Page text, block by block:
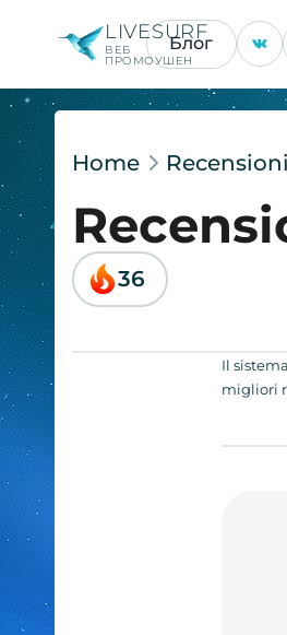
LIVESURF
ВЕБ
ПРОМОУШЕН
Блог
Home Recensioni
36
Il
migliori